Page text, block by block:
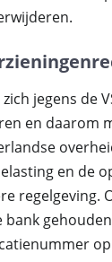
jegens de
en daarom
en de
regelgeving.
bank